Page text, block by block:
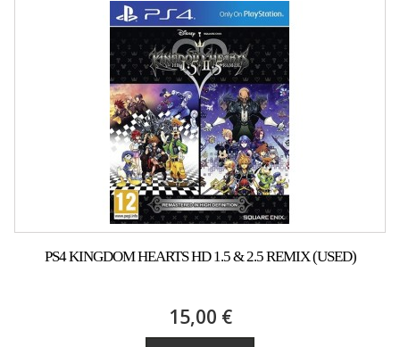
PS4 KINGDOM HEARTS HD 1.5 & 2.5 REMIX (USED)
15,00 €